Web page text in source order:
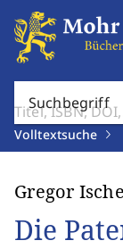
Suchbegriff
Volltextsuche
Gregor
Die